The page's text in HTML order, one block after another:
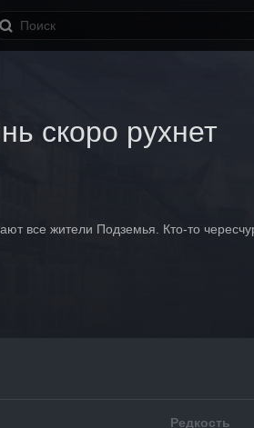
скоро рухнет
все жители Подземья. Кто-то
Редкость